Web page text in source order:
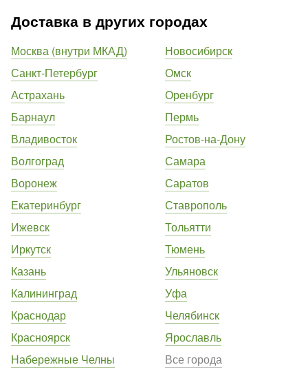
Доставка в других городах
Москва (внутри МКАД)
Санкт-Петербург
Астрахань
Барнаул
Владивосток
Волгоград
Воронеж
Екатеринбург
Ижевск
Иркутск
Казань
Калининград
Краснодар
Красноярск
Набережные Челны
Новосибирск
Омск
Оренбург
Пермь
Ростов-на-Дону
Самара
Саратов
Ставрополь
Тольятти
Тюмень
Ульяновск
Уфа
Челябинск
Ярославль
Все города